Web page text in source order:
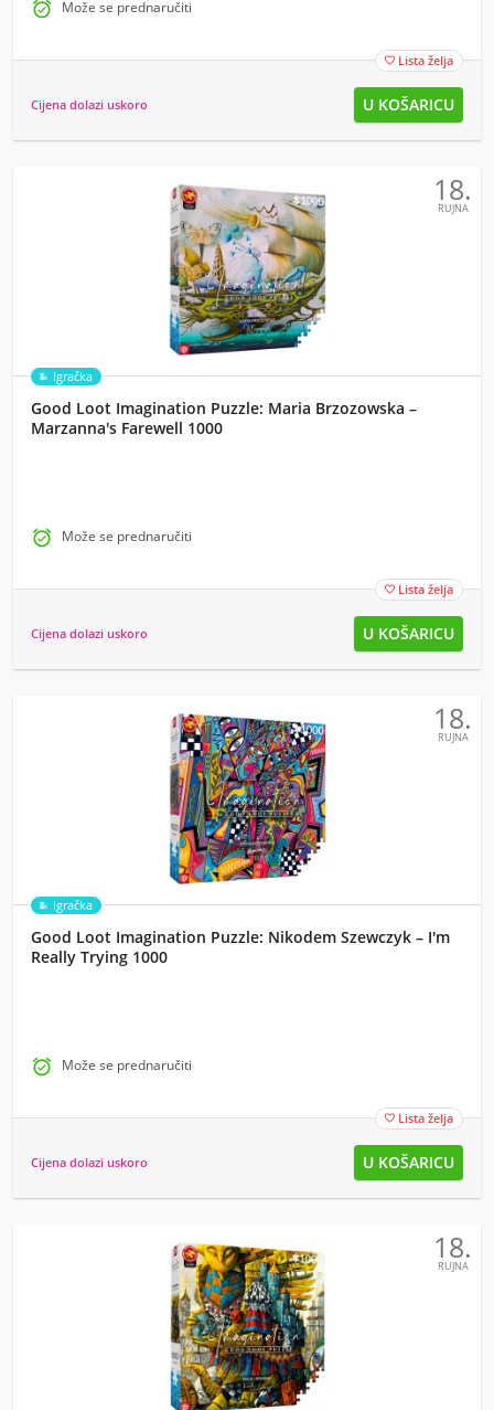
 Može se prednaručiti
 Lista želja
Cijena dolazi uskoro
18.
RUJNA
Igračka
Good Loot Imagination Puzzle: Maria Brzozowska –
Marzanna's Farewell 1000
 Može se prednaručiti
 Lista želja
Cijena dolazi uskoro
18.
RUJNA
Igračka
Good Loot Imagination Puzzle: Nikodem Szewczyk – I'm
Really Trying 1000
 Može se prednaručiti
 Lista želja
Cijena dolazi uskoro
18.
RUJNA